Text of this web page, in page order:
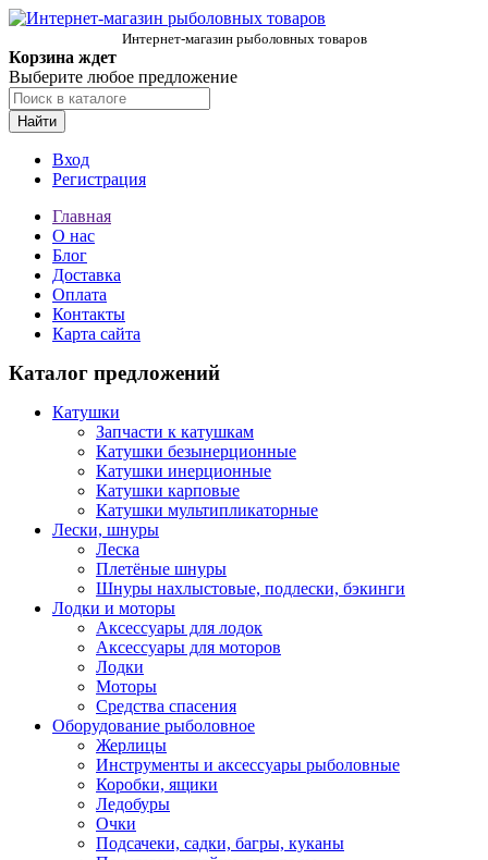
Интернет-магазин рыболовных товаров
Корзина ждет
Выберите любое предложение
Найти
Вход
Регистрация
Главная
О нас
Блог
Доставка
Оплата
Контакты
Карта сайта
Каталог предложений
Катушки
Запчасти к катушкам
Катушки безынерционные
Катушки инерционные
Катушки карповые
Катушки мультипликаторные
Лески, шнуры
Леска
Плетёные шнуры
Шнуры нахлыстовые, подлески, бэкинги
Лодки и моторы
Аксессуары для лодок
Аксессуары для моторов
Лодки
Моторы
Средства спасения
Оборудование рыболовное
Жерлицы
Инструменты и аксессуары рыболовные
Коробки, ящики
Ледобуры
Очки
Подсачеки, садки, багры, куканы